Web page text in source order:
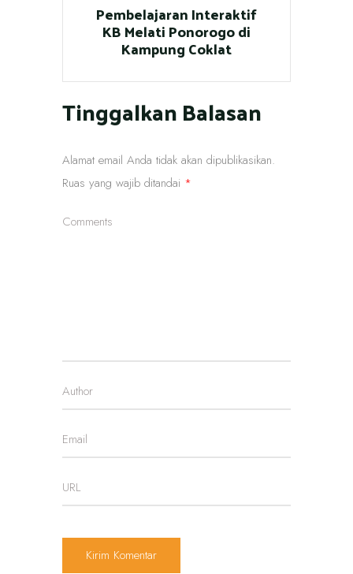
Pembelajaran Interaktif
KB Melati Ponorogo di
Kampung Coklat
Tinggalkan Balasan
Alamat email Anda tidak akan dipublikasikan.
Ruas yang wajib ditandai *